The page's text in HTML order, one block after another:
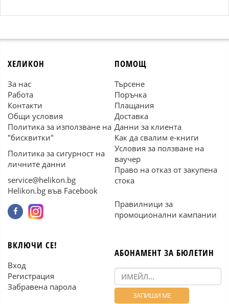
ХЕЛИКОН
За нас
Работа
Контакти
Общи условия
Политика за използване на
"бисквитки"
Политика за сигурност на
личните данни
service@helikon.bg
Helikon.bg във Facebook
ПОМОЩ
Търсене
Поръчка
Плащания
Доставка
Данни за клиента
Как да свалим е-книги
Условия за ползване на
ваучер
Право на отказ от закупена
стока
Правилници за
промоционални кампании
ВКЛЮЧИ СЕ!
Вход
Регистрация
Забравена парола
АБОНАМЕНТ ЗА БЮЛЕТИН